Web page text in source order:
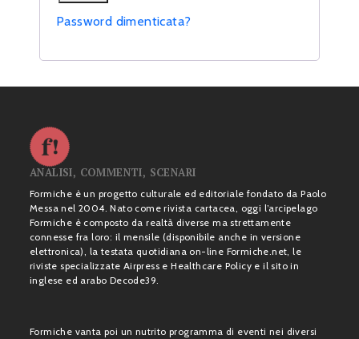
Password dimenticata?
ANALISI, COMMENTI, SCENARI
Formiche è un progetto culturale ed editoriale fondato da Paolo
Messa nel 2004. Nato come rivista cartacea, oggi l’arcipelago
Formiche è composto da realtà diverse ma strettamente
connesse fra loro: il mensile (disponibile anche in versione
elettronica), la testata quotidiana on-line Formiche.net, le
riviste specializzate Airpress e Healthcare Policy e il sito in
inglese ed arabo Decode39.
Formiche vanta poi un nutrito programma di eventi nei diversi